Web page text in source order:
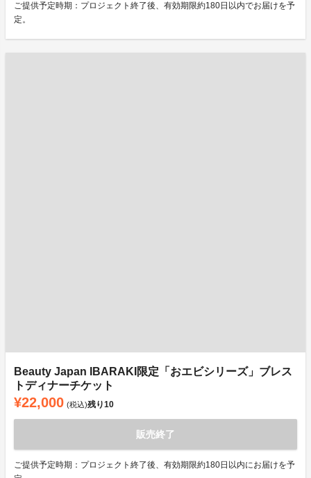
ご提供予定時期：プロジェクト終了後、有効期限約180日以内でお届けを予
定。
Beauty Japan IBARAKI限定「おエビシリーズ」ブレス
トディナーチケット
¥22,000 (税込)残り10
販売終了
ご提供予定時期：プロジェクト終了後、有効期限約180日以内にお届けを予